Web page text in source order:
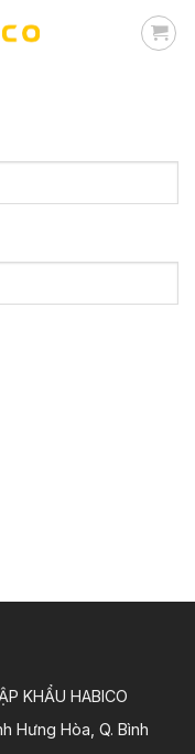
KHẨU HABICO
Hưng Hòa, Q. Bình